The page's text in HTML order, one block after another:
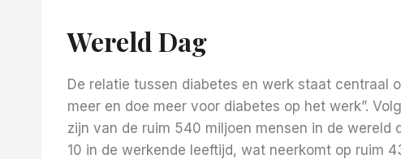
Wereld Dag
De relatie tussen diabetes en werk staat centraal
meer en doe meer voor diabetes op het werk”.
zijn van de ruim 540 miljoen mensen in de
10 in de werkende leeftijd, wat neerkomt op ruim